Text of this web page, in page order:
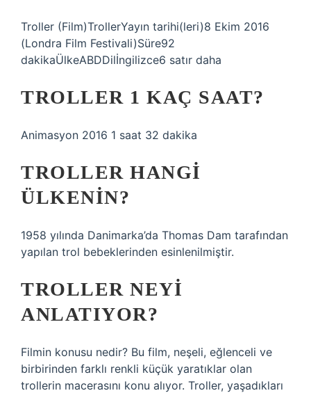
Troller (Film)TrollerYayın tarihi(leri)8 Ekim 2016
(Londra Film Festivali)Süre92
dakikaÜlkeABDDilİngilizce6 satır daha
TROLLER 1 KAÇ SAAT?
Animasyon 2016 1 saat 32 dakika
TROLLER HANGI
ÜLKENIN?
1958 yılında Danimarka’da Thomas Dam tarafından
yapılan trol bebeklerinden esinlenilmiştir.
TROLLER NEYI
ANLATIYOR?
Filmin konusu nedir? Bu film, neşeli, eğlenceli ve
birbirinden farklı renkli küçük yaratıklar olan
trollerin macerasını konu alıyor. Troller, yaşadıkları